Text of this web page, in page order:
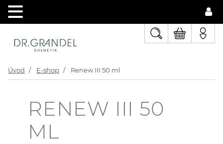
Úvod E-shop Renew III 50 ml
RENEW III 50
ML